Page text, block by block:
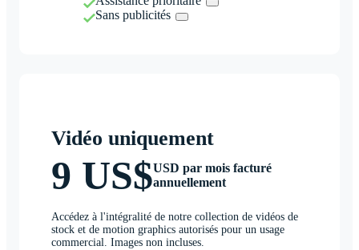
Sans publicités
Vidéo uniquement
9 US$USD par mois facturé
annuellement
Accédez à l'intégralité de notre collection de vidéos de
stock et de motion graphics autorisés pour un usage
commercial. Images non incluses.